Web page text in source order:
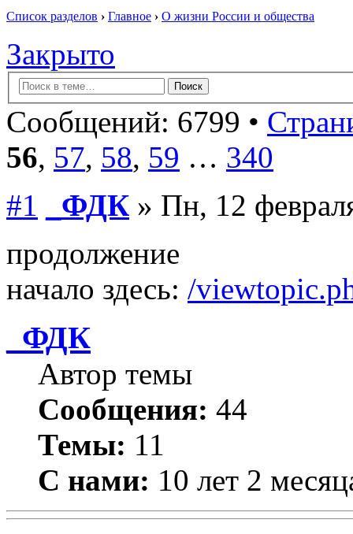
Список разделов › Главное › О жизни России и общества
Закрыто
Сообщений: 6799 •
56, 57, 58, 59 … 340
#1
_ФДК » Пн, 12
продолжение
начало здесь: /
_ФДК
Автор темы
Сообщения: 44
Темы: 11
С нами: 10 лет 2